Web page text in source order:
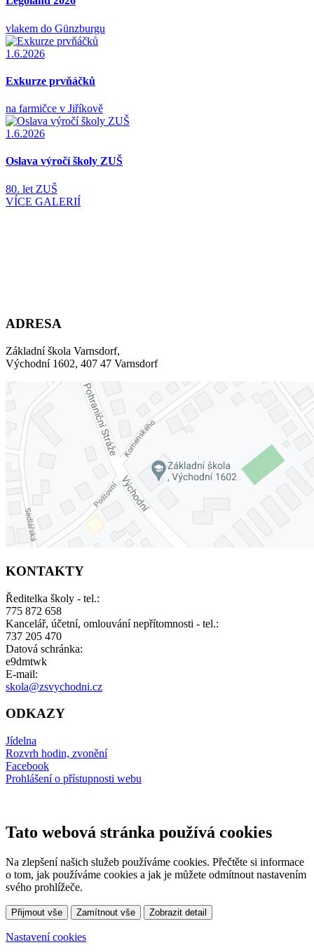
vlakem do Günzburgu
1.6.2026
Exkurze prvňáčků
na farmičce v Jiříkově
1.6.2026
Oslava výročí školy ZUŠ
80. let ZUŠ
VÍCE GALERIÍ
ADRESA
Základní škola Varnsdorf,
Východní 1602, 407 47 Varnsdorf
KONTAKTY
Ředitelka školy - tel.:
775 872 658
Kancelář, účetní, omlouvání nepřítomnosti - tel.:
737 205 470
Datová schránka:
e9dmtwk
E-mail:
skola@zsvychodni.cz
ODKAZY
Jídelna
Rozvrh hodin, zvonění
Facebook
Prohlášení o přístupnosti webu
Tato webová stránka používá cookies
Na zlepšení našich služeb používáme cookies. Přečtěte si informace
o tom, jak používáme cookies a jak je můžete odmítnout nastavením
svého prohlížeče.
Přijmout vše Zamítnout vše Zobrazit detail
Nastavení cookies